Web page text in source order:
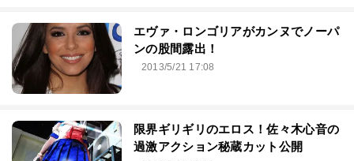
エヴァ・ロンゴリアがカンヌでノーパ
ンの股間露出！
2013/5/21 17:08
限界ギリギリのエロス！佐々木心音の
過激アクション秘蔵カット公開